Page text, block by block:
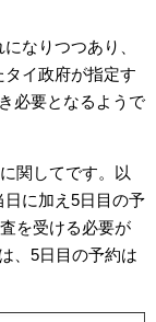
なりつつあり、
イ政府が指定す
必要となるようで
関してです。以
に加え5日目の予
を受ける必要が
、5日目の予約は